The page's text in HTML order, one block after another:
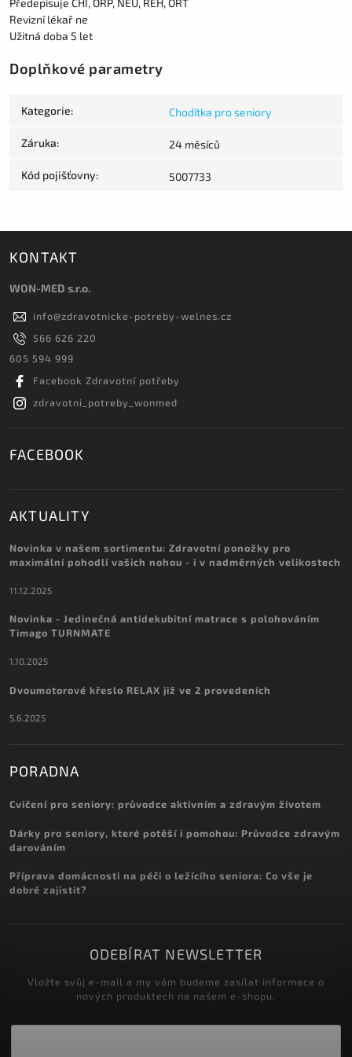
Předepisuje CHI, ORP, NEU, REH, ORT
Revizní lékař ne
Užitná doba 5 let
Doplňkové parametry
Kategorie: Chodítka pro seniory
Záruka: 24 měsíců
Kód pojišťovny: 5007733
KONTAKT
WON-MED s.r.o.
info@zdravotnicke-potreby-welnes.cz
566 626 220
605 594 999
Facebook Zdravotní potřeby
zdravotni_potreby_wonmed
FACEBOOK
AKTUALITY
Novinka v našem sortimentu: Zdravotní ponožky pro
maximální pohodlí vašich nohou - i v nadměrných velikostech
11.12.2025
Novinka - Jedinečná antidekubitní matrace s polohováním
Timago TURNMATE
1.10.2025
Dvoumotorové křeslo RELAX již ve 2 provedeních
5.6.2025
PORADNA
Cvičení pro seniory: průvodce aktivním a zdravým životem
Dárky pro seniory, které potěší i pomohou: Průvodce zdravým
darováním
Příprava domácnosti na péči o ležícího seniora: Co vše je
dobré zajistit?
ODEBÍRAT NEWSLETTER
Vložte svůj e-mail a my vám budeme zasílat informace o
nových produktech na našem e-shopu.